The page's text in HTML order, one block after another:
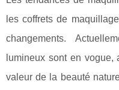
les coffrets de
changements.
lumineux sont en
valeur de la beauté